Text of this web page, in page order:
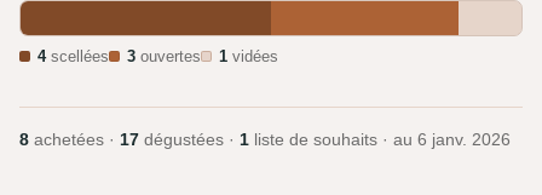
4scellées 3 ouvertes 1 vidées
8 achetées · 17 dégustées · 1 liste de souhaits · au 6 janv. 2026